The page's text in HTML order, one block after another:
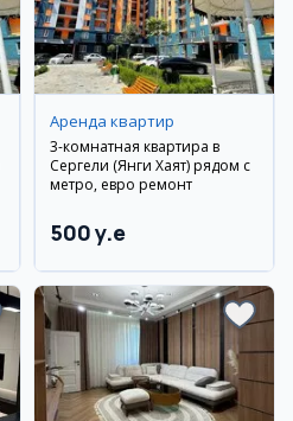
Аренда квартир
3-комнатная квартира в
Сергели (Янги Хаят) рядом с
метро, евро ремонт
500 y.e